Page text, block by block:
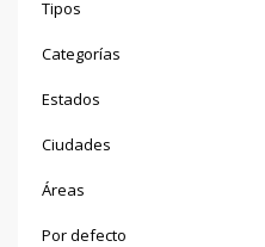
Tipos
Categorías
Estados
Ciudades
Áreas
Por defecto